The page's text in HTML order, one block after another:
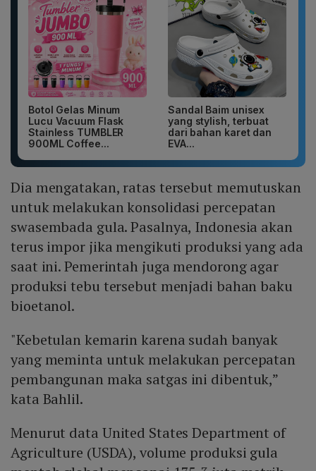
Botol Gelas Minum
Lucu Vacuum Flask
Stainless TUMBLER
900ML Coffee...
Sandal Baim unisex
yang stylish, terbuat
dari bahan karet dan
EVA...
Dia mengatakan, ratas tersebut memutuskan
untuk melakukan konsolidasi percepatan
swasembada gula. Pasalnya, Indonesia akan
terus impor jika mengikuti produksi yang ada
saat ini. Pemerintah juga mendorong agar
produksi tebu tersebut menjadi bahan baku
bioetanol.
"Kebetulan kemarin karena sudah banyak
yang meminta untuk melakukan percepatan
pembangunan maka satgas ini dibentuk,”
kata Bahlil.
Menurut data United States Department of
Agriculture (USDA), volume produksi gula